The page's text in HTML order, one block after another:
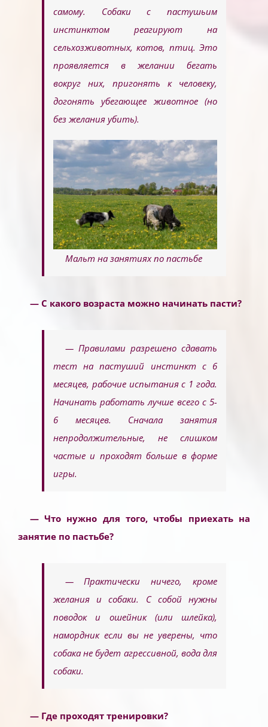
самому. Собаки с пастушьим
инстинктом реагируют на
сельхозживотных, котов, птиц. Это
проявляется в желании бегать
вокруг них, пригонять к человеку,
догонять убегающее животное (но
без желания убить).
Мальт на занятиях по пастьбе
— С какого возраста можно начинать пасти?
— Правилами разрешено сдавать
тест на пастуший инстинкт с 6
месяцев, рабочие испытания с 1 года.
Начинать работать лучше всего с 5-
6 месяцев. Сначала занятия
непродолжительные, не слишком
частые и проходят больше в форме
игры.
— Что нужно для того, чтобы приехать на
занятие по пастьбе?
— Практически ничего, кроме
желания и собаки. С собой нужны
поводок и ошейник (или шлейка),
намордник если вы не уверены, что
собака не будет агрессивной, вода для
собаки.
— Где проходят тренировки?